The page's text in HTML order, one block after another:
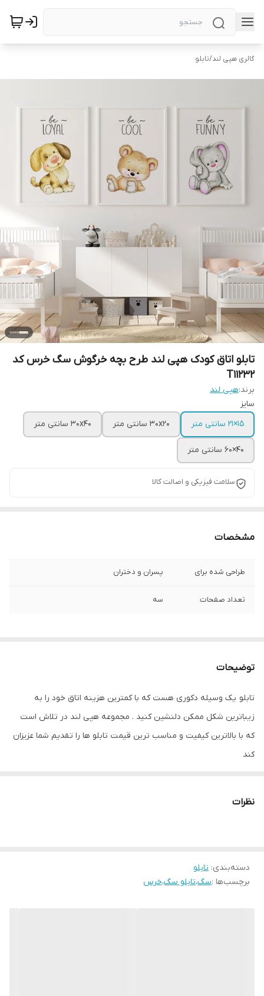
گالری هپی لند/تابلو
تابلو اتاق کودک هپی لند طرح بچه خرگوش سگ خرس کد
T11232
برند:هپی لند
سایز
15×21 سانتی متر
30x20 سانتی متر 30x40 سانتی متر
40×60 سانتی متر
سلامت فیزیکی و اصالت کالا
مشخصات
طراحی شده برای پسران و دختران
تعداد صفحات سه
توضیحات
تابلو یک وسیله دکوری هست که با کمترین هزینه اتاق خود را به
زیباترین شکل ممکن دلنشین کنید . مجموعه هپی لند در تلاش است
که با بالاترین کیفیت و مناسب ترین قیمت تابلو ها را تقدیم شما عزیزان
کند
زمان رنگ ان تغییر نمیکند
نظرات
دسته‌بندی: تابلو
برچسب‌ها :سگ،تابلو سگ،خرس